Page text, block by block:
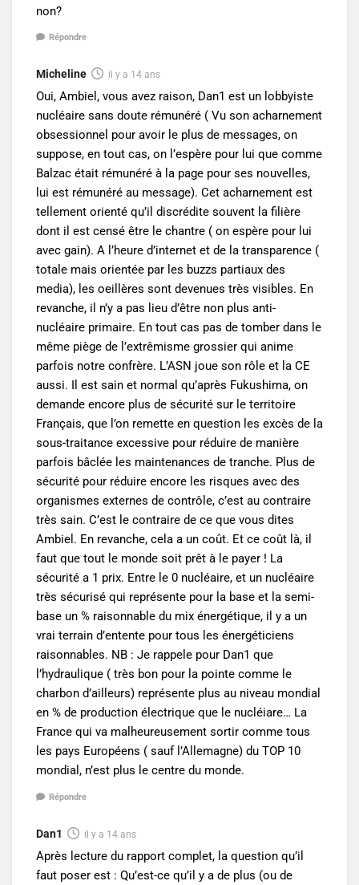
non?
Répondre
Micheline il y a 14 ans
Oui, Ambiel, vous avez raison, Dan1 est un lobbyiste
nucléaire sans doute rémunéré ( Vu son acharnement
obsessionnel pour avoir le plus de messages, on
suppose, en tout cas, on l’espère pour lui que comme
Balzac était rémunéré à la page pour ses nouvelles,
lui est rémunéré au message). Cet acharnement est
tellement orienté qu’il discrédite souvent la filière
dont il est censé être le chantre ( on espère pour lui
avec gain). A l’heure d’internet et de la transparence (
totale mais orientée par les buzzs partiaux des
media), les oeillères sont devenues très visibles. En
revanche, il n’y a pas lieu d’être non plus anti-
nucléaire primaire. En tout cas pas de tomber dans le
même piège de l’extrêmisme grossier qui anime
parfois notre confrère. L’ASN joue son rôle et la CE
aussi. Il est sain et normal qu’après Fukushima, on
demande encore plus de sécurité sur le territoire
Français, que l’on remette en question les excès de la
sous-traitance excessive pour réduire de manière
parfois bâclée les maintenances de tranche. Plus de
sécurité pour réduire encore les risques avec des
organismes externes de contrôle, c’est au contraire
très sain. C’est le contraire de ce que vous dites
Ambiel. En revanche, cela a un coût. Et ce coût là, il
faut que tout le monde soit prêt à le payer ! La
sécurité a 1 prix. Entre le 0 nucléaire, et un nucléaire
très sécurisé qui représente pour la base et la semi-
base un % raisonnable du mix énergétique, il y a un
vrai terrain d’entente pour tous les énergéticiens
raisonnables. NB : Je rappele pour Dan1 que
l’hydraulique ( très bon pour la pointe comme le
charbon d’ailleurs) représente plus au niveau mondial
en % de production électrique que le nucléiare… La
France qui va malheureusement sortir comme tous
les pays Européens ( sauf l’Allemagne) du TOP 10
mondial, n’est plus le centre du monde.
Répondre
Dan1 il y a 14 ans
Après lecture du rapport complet, la question qu’il
faut poser est : Qu’est-ce qu’il y a de plus (ou de